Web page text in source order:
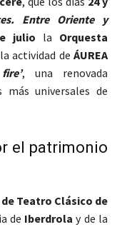
Entre Oriente y
julio la Orquesta
actividad de ÁUREA
, una renovada
universales de
el patrimonio
Teatro Clásico de
de Iberdrola y de la